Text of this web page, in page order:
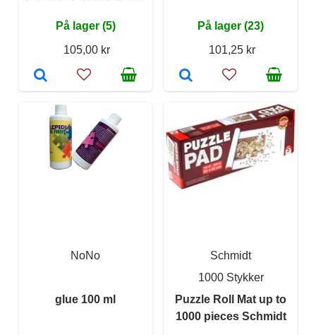
På lager (5)
105,00 kr
På lager (23)
101,25 kr
NoNo
glue 100 ml
Schmidt
1000 Stykker
Puzzle Roll Mat up to
1000 pieces Schmidt